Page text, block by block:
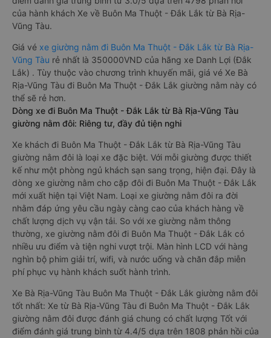
của hành khách Xe về Buôn Ma Thuột - Đắk Lắk từ Bà Rịa-
Vũng Tàu.
Giá vé xe giường nằm đi Buôn Ma Thuột - Đắk Lắk từ Bà Rịa-
Vũng Tàu rẻ nhất là 350000VND của hãng xe Danh Lợi (Đắk
Lắk) . Tùy thuộc vào chương trình khuyến mãi, giá vé Xe Bà
Rịa-Vũng Tàu đi Buôn Ma Thuột - Đắk Lắk giường nằm này có
thể sẽ rẻ hơn.
Dòng xe đi Buôn Ma Thuột - Đắk Lắk từ Bà Rịa-Vũng Tàu
giường nằm đôi: Riêng tư, đầy đủ tiện nghi
Xe khách đi Buôn Ma Thuột - Đắk Lắk từ Bà Rịa-Vũng Tàu
giường nằm đôi là loại xe đặc biệt. Với mỗi giường được thiết
kế như một phòng ngủ khách sạn sang trọng, hiện đại. Đây là
dòng xe giường nằm cho cặp đôi đi Buôn Ma Thuột - Đắk Lắk
mới xuất hiện tại Việt Nam. Loại xe giường nằm đôi ra đời
nhằm đáp ứng yêu cầu ngày càng cao của khách hàng về
chất lượng dịch vụ vận tải. So với xe giường nằm thông
thường, xe giường nằm đôi đi Buôn Ma Thuột - Đắk Lắk có
nhiều ưu điểm và tiện nghi vượt trội. Màn hình LCD với hàng
nghìn bộ phim giải trí, wifi, và nước uống và chăn đắp miễn
phí phục vụ hành khách suốt hành trình.
Xe Bà Rịa-Vũng Tàu Buôn Ma Thuột - Đắk Lắk giường nằm đôi
tốt nhất: Xe từ Bà Rịa-Vũng Tàu đi Buôn Ma Thuột - Đắk Lắk
giường nằm đôi được đánh giá chung có chất lượng Tốt với
điểm đánh giá trung bình từ 4.4/5 dựa trên 1808 phản hồi của